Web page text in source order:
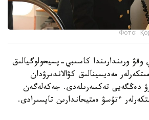
Фото:
ورىندارىندا كاسىبي-پسيحولوگيالىق
مەديسينالىق كۋالاندىرۋدان
دەڭگەيى تەكسەرىلەدى. جەكەلەگەن
ءتۇسۋ ەمتيحاندارىن تاپسىرادى.